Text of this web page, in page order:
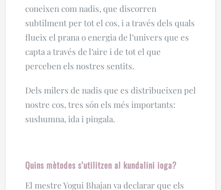
coneixen com nadis, que discorren
subtilment per tot el cos, i a través dels quals
flueix el prana o energia de l’univers que es
capta a través de l’aire i de tot el que
perceben els nostres sentits.
Dels milers de nadis que es distribueixen pel
nostre cos, tres són els més importants:
sushumna, ida i pingala.
Quins mètodes s’utilitzen al kundalini ioga?
El mestre Yogui Bhajan va declarar que els